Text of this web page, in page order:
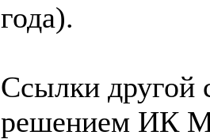
года).
Ссылки другой
решением ИК